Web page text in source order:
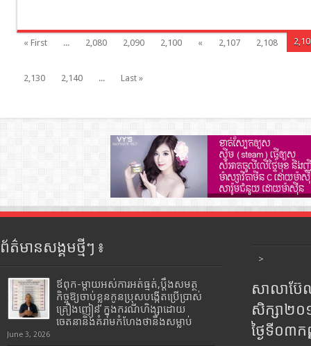
« First ... 2,080 2,090 2,100 « 2,107 2,108
2,130 2,140 ... Last »
ព័ត៌មានសង្គមថ្មីៗ ៖
ឪពុក-ម្ដាយអស់ការអត់ធ្មត់,ប្ដឹងសមត្ថ
កិច្ចឱ្យចាប់ខ្លួនកូនប្រុសបង្កើតប្រើប្រាស់
គ្រឿងញៀន ក្នុងករណីហិង្សាដោយ
ចេតនានិងគំរាមកំហែងថានឹងសម្លាប់
June 3, 2026
>
សាលាប៊ែ
សិក្សា២
ថ្ងៃទី០៣